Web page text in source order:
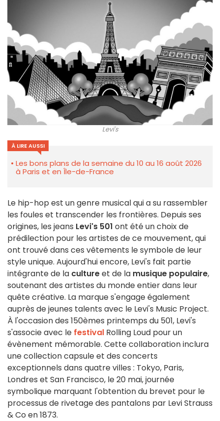
Levi's
À LIRE AUSSI
Les bons plans de la semaine du 10 au 16 août 2026
à Paris et en Île-de-France
Le hip-hop est un genre musical qui a su rassembler
les foules et transcender les frontières. Depuis ses
origines, les jeans Levi's 501 ont été un choix de
prédilection pour les artistes de ce mouvement, qui
ont trouvé dans ces vêtements le symbole de leur
style unique. Aujourd'hui encore, Levi's fait partie
intégrante de la cultureet de la musique populaire,
soutenant des artistes du monde entier dans leur
quête créative. La marque s'engage également
auprès de jeunes talents avec le Levi's Music Project.
À l'occasion des 150èmes printemps du 501, Levi's
s'associe avec le festival Rolling Loud pour un
évènement mémorable. Cette collaboration inclura
une collection capsule et des concerts
exceptionnels dans quatre villes : Tokyo, Paris,
Londres et San Francisco, le 20 mai, journée
symbolique marquant l'obtention du brevet pour le
processus de rivetage des pantalons par Levi Strauss
& Co en 1873.